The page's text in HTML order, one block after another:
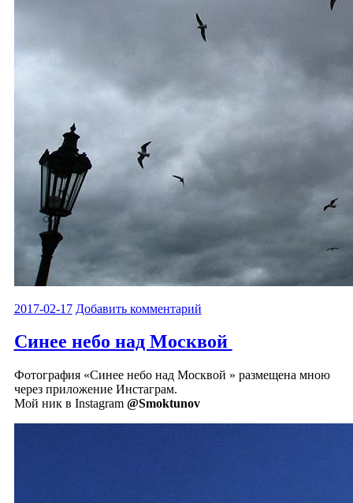
2017-02-17 Добавить комментарий
Синее небо над Москвой ️
Фотография «Синее небо над Москвой ️» размещена мною
через приложение Инстаграм.
Мой ник в Instagram @Smoktunov